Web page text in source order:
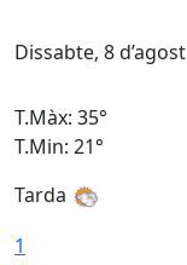
Dissabte, 8 d’agost
T.Màx: 35°
T.Min: 21°
Tarda
1